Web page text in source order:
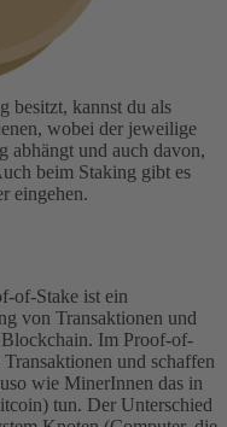
besitzt, kannst du als
wobei der jeweilige
abhängt und auch davon,
beim Staking gibt es
eingehen.
of-Stake ist ein
von Transaktionen und
Im Proof-of-
und schaffen
wie MinerInnen das in
tun. Der Unterschied